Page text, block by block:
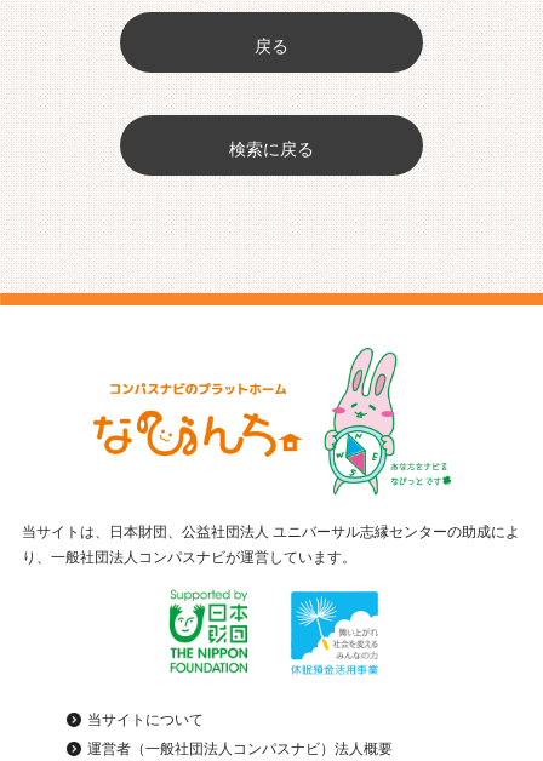
戻る
検索に戻る
当サイトは、日本財団、公益社団法人 ユニバーサル志縁センターの助成によ
り、一般社団法人コンパスナビが運営しています。
当サイトについて
運営者（一般社団法人コンパスナビ）法人概要